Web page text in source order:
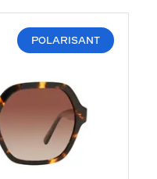
POLARISANT